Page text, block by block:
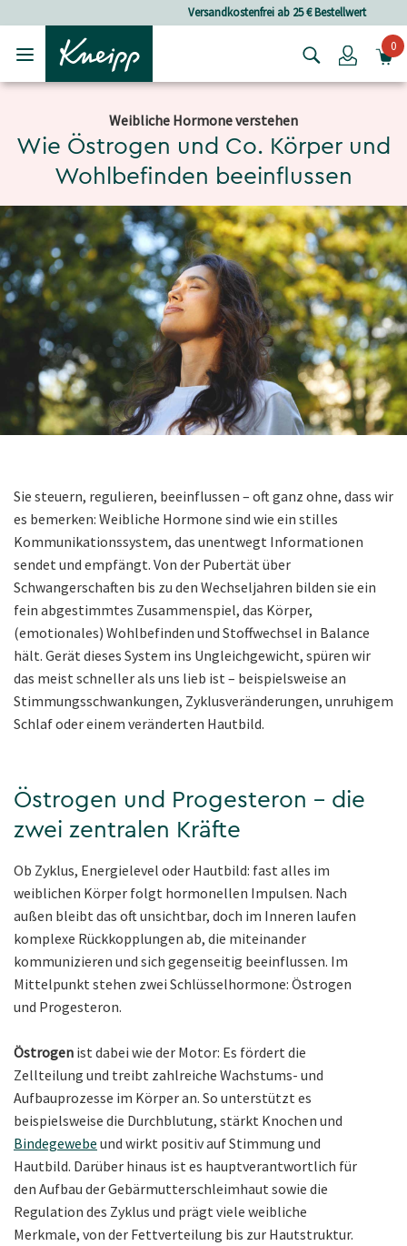
Versandkostenfrei ab 25 € Bestellwert
Login0
Weibliche Hormone verstehen
Wie Östrogen und Co. Körper und
Wohlbefinden beeinflussen
Sie steuern, regulieren, beeinflussen – oft ganz ohne, dass wir
es bemerken: Weibliche Hormone sind wie ein stilles
Kommunikationssystem, das unentwegt Informationen
sendet und empfängt. Von der Pubertät über
Schwangerschaften bis zu den Wechseljahren bilden sie ein
fein abgestimmtes Zusammenspiel, das Körper,
(emotionales) Wohlbefinden und Stoffwechsel in Balance
hält. Gerät dieses System ins Ungleichgewicht, spüren wir
das meist schneller als uns lieb ist – beispielsweise an
Stimmungsschwankungen, Zyklusveränderungen, unruhigem
Schlaf oder einem veränderten Hautbild.
Östrogen und Progesteron – die
zwei zentralen Kräfte
Ob Zyklus, Energielevel oder Hautbild: fast alles im
weiblichen Körper folgt hormonellen Impulsen. Nach
außen bleibt das oft unsichtbar, doch im Inneren laufen
komplexe Rückkopplungen ab, die miteinander
kommunizieren und sich gegenseitig beeinflussen. Im
Mittelpunkt stehen zwei Schlüsselhormone: Östrogen
und Progesteron.
Östrogen ist dabei wie der Motor: Es fördert die
Zellteilung und treibt zahlreiche Wachstums- und
Aufbauprozesse im Körper an. So unterstützt es
beispielsweise die Durchblutung, stärkt Knochen und
Bindegewebe und wirkt positiv auf Stimmung und
Hautbild. Darüber hinaus ist es hauptverantwortlich für
den Aufbau der Gebärmutterschleimhaut sowie die
Regulation des Zyklus und prägt viele weibliche
Merkmale, von der Fettverteilung bis zur Hautstruktur.